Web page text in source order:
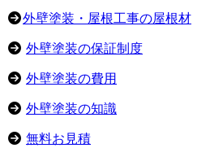
外壁塗装・屋根工事の屋根材
外壁塗装の保証制度
外壁塗装の費用
外壁塗装の知識
無料お見積